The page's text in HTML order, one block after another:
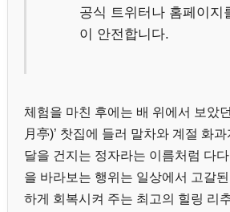
공식 트위터나 홈페이지
이 안전합니다.
체험을 마친 후에는 배 위에서 보았
月亭)’ 찻집에 들러 말차와 계절 화
달을 건지는 정자라는 이름처럼 다
을 바라보는 행위는 일상에서 고갈
하게 회복시켜 주는 최고의 힐링 리